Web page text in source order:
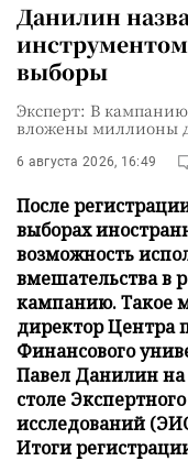
Данилин
выборы
Эксперт: В кампанию
вложены миллионы
6 августа 2026, 16:49
После
выборах
возможность
вмешательства в
кампанию. Такое
директор Центра
Финансового
Павел Данилин
столе
исследований
Итоги